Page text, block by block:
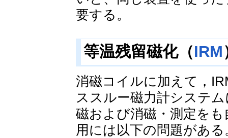
要する。
等温残留磁化（IRM
消磁コイルに加えて，
ススルー磁力計システ
磁および消磁・測定を
用には以下の問題がある